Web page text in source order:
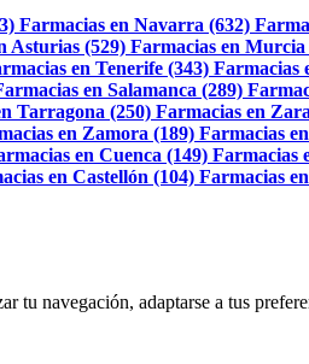
Farmacias en Navarra (632)
Asturias (529) Farmacias en Murcia
en Tenerife (343) Farmacias
en Salamanca (289)
Tarragona (250) Farmacias en
en Zamora (189) Farmacias
en Cuenca (149) Farmacias
en Castellón (104) Farmacias
tu navegación, adaptarse a tus